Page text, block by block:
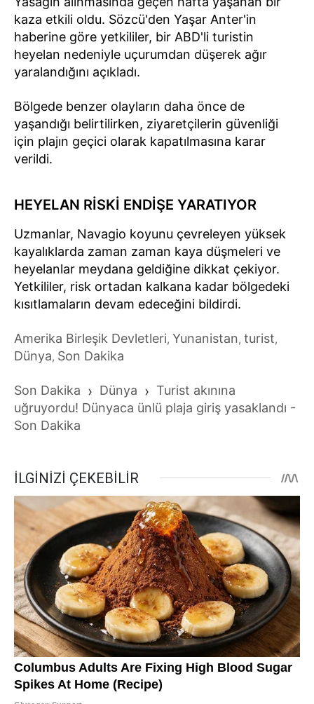
kaza etkili oldu. Sözcü'den Yaşar Anter'in
haberine göre yetkililer, bir ABD'li turistin
heyelan nedeniyle uçurumdan düşerek ağır
yaralandığını açıkladı.
Bölgede benzer olayların daha önce de
yaşandığı belirtilirken, ziyaretçilerin güvenliği
için plajın geçici olarak kapatılmasına karar
verildi.
HEYELAN RİSKİ ENDİŞE YARATIYOR
Uzmanlar, Navagio koyunu çevreleyen yüksek
kayalıklarda zaman zaman kaya düşmeleri ve
heyelanlar meydana geldiğine dikkat çekiyor.
Yetkililer, risk ortadan kalkana kadar bölgedeki
kısıtlamaların devam edeceğini bildirdi.
Amerika Birleşik Devletleri, Yunanistan, turist,
Dünya, Son Dakika
Son Dakika › Dünya › Turist akınına
uğruyordu! Dünyaca ünlü plaja giriş yasaklandı -
Son Dakika